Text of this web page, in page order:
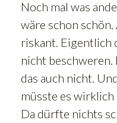
Noch mal was
wäre schon
riskant. Eigentlich
nicht beschweren.
das auch nicht.
müsste es wirklich
Da dürfte nichts